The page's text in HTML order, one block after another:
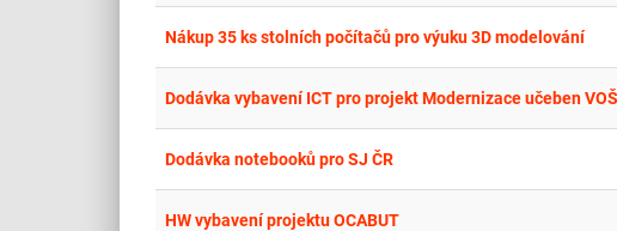
Nákup 35 ks stolních počítačů pro výuku 3D modelování
Dodávka vybavení ICT pro projekt Modernizace učeben
Dodávka notebooků pro SJ ČR
HW vybavení projektu OCABUT